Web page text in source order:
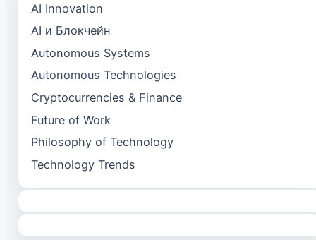
AI Innovation
AI и Блокчейн
Autonomous Systems
Autonomous Technologies
Cryptocurrencies & Finance
Future of Work
Philosophy of Technology
Technology Trends